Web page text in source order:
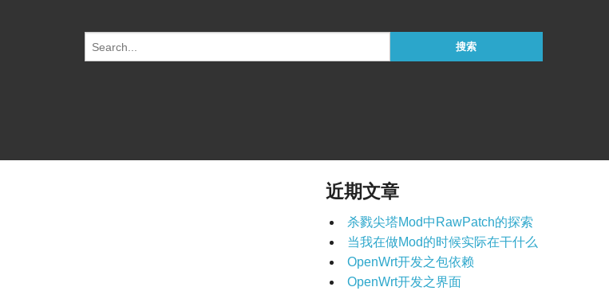
近期文章
杀戮尖塔Mod中RawPatch的探索
当我在做Mod的时候实际在干什么
OpenWrt开发之包依赖
OpenWrt开发之界面